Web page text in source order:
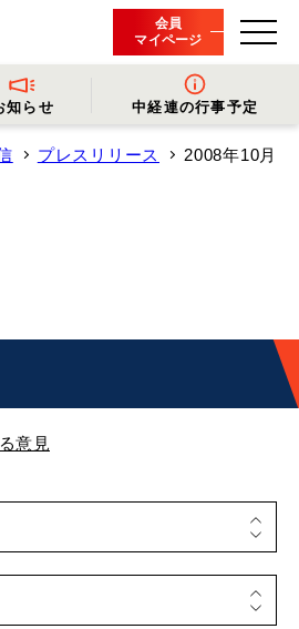
会員
マイページ
長挨拶
知らせ
- プレスリリース
中経連の行事予定
プレスリリース 2008年10月
意見